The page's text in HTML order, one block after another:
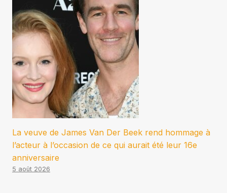
La veuve de James Van Der Beek rend hommage à
l’acteur à l’occasion de ce qui aurait été leur 16e
anniversaire
5 août 2026